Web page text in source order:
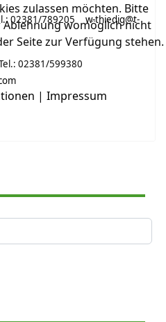
02381/789205 w-thiedig@t-
02381/599380
zulassen möchten. Bitte
Ablehnung womöglich nicht
Seite zur Verfügung stehen.
| Impressum